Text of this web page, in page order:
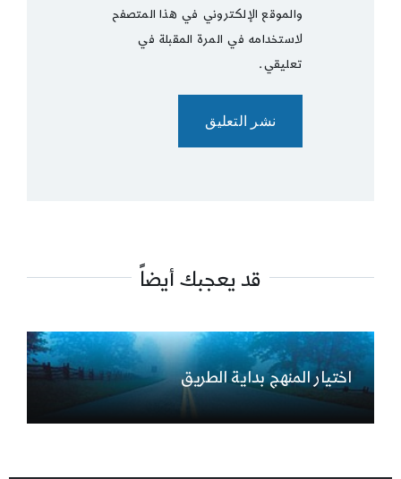
والموقع الإلكتروني في هذا المتصفح
لاستخدامه في المرة المقبلة في
تعليقي.
قد يعجبك أيضاً
اختيار المنهج بداية الطريق